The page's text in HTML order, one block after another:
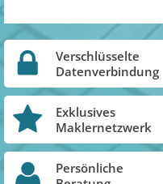
Verschlüsselte
Datenverbindung
Exklusives
Maklernetzwerk
Persönliche